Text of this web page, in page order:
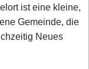
ist eine kleine,
Gemeinde, die
Neues